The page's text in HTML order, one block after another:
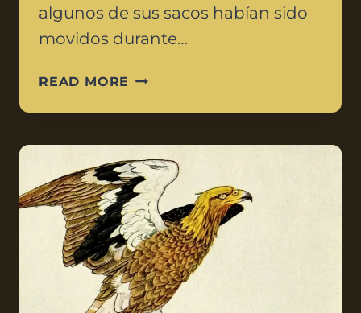
algunos de sus sacos habían sido
movidos durante…
READ MORE